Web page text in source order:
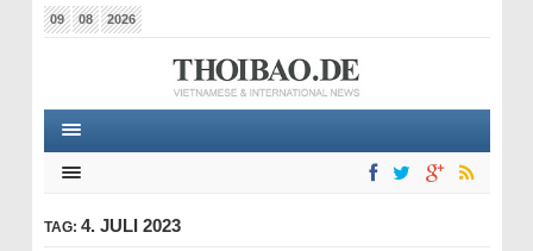
09 08 2026
TAG: 4. JULI 2023